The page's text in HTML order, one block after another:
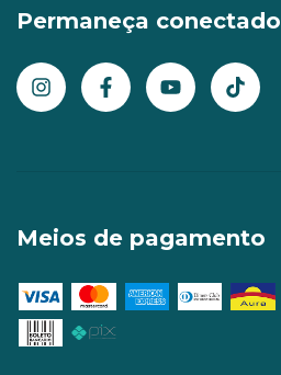
Permaneça conectado
Meios de pagamento